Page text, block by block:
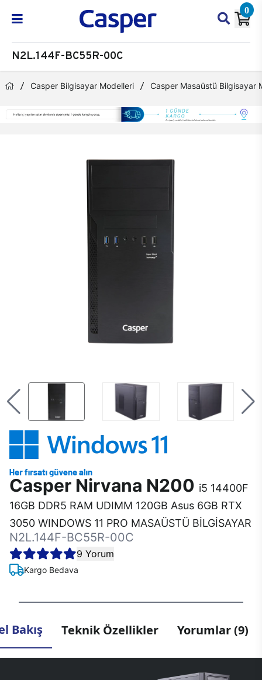
0
N2L.144F-BC55R-00C
Casper Bilgisayar Modelleri Casper Masaüstü Bilgisayar
Casper Nirvana N200 i5 14400F
16GB DDR5 RAM UDIMM 120GB Asus 6GB RTX
3050 WINDOWS 11 PRO MASAÜSTÜ BİLGİSAYAR
N2L.144F-BC55R-00C
9 Yorum
Kargo Bedava
Bakış Teknik Özellikler Yorumlar (9)